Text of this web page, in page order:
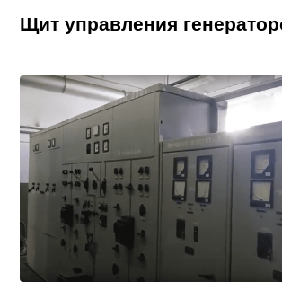
Щит управления